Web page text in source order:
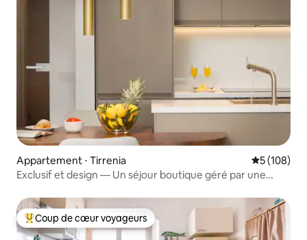
Appartement ⋅ Tirrenia Évaluation
5 (108)
Exclusif et design — Un séjour boutique géré par une
Coups de cœur voyageurs les plus appréciés
Coup de cœur voyageurs